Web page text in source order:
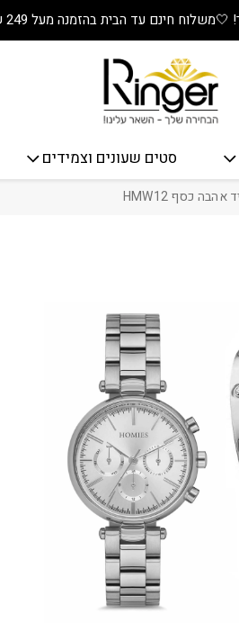
משלוח חינם עד הבית בהזמנה מעל 249 ש"ח! • מתנה שווה בכל קנייה! 🎁
סטים שעונים וצמידים